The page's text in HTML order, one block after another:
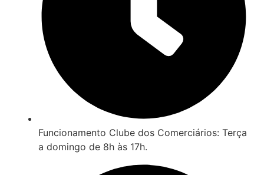
Funcionamento Clube dos Comerciários: Terça
a domingo de 8h às 17h.